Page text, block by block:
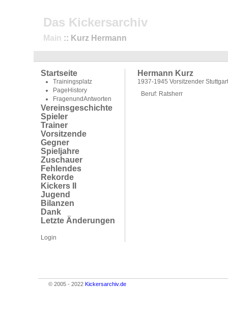
Das Kickersarchiv
Main :: Kurz Hermann
Startseite
Trainingsplatz
PageHistory
FragenundAntworten
Vereinsgeschichte
Spieler
Trainer
Vorsitzende
Gegner
Spieljahre
Zuschauer
Fehlendes
Rekorde
Kickers II
Jugend
Bilanzen
Dank
Letzte Änderungen
Login
Hermann Kurz
1937-1945 Vorsitzender
Beruf: Ratsherr
© 2005 - 2022 Kickersarchiv.de